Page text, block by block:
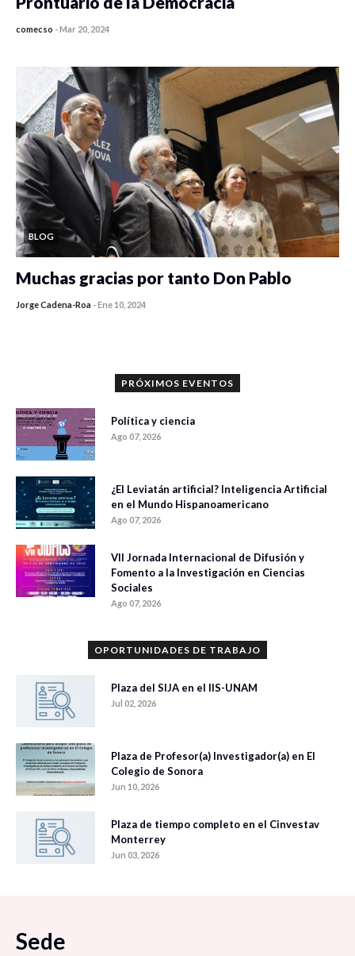
comecso -Mar 20, 2024
BLOG
Muchas gracias por tanto Don Pablo
Jorge Cadena-Roa -Ene 10, 2024
PRÓXIMOS EVENTOS
Política y ciencia
Ago 07, 2026
¿El Leviatán artificial? Inteligencia Artificial
en el Mundo Hispanoamericano
Ago 07, 2026
VII Jornada Internacional de Difusión y
Fomento a la Investigación en Ciencias
Sociales
Ago 07, 2026
OPORTUNIDADES DE TRABAJO
Plaza del SIJA en el IIS-UNAM
Jul 02, 2026
Plaza de Profesor(a) Investigador(a) en El
Colegio de Sonora
Jun 10, 2026
Plaza de tiempo completo en el Cinvestav
Monterrey
Jun 03, 2026
Sede